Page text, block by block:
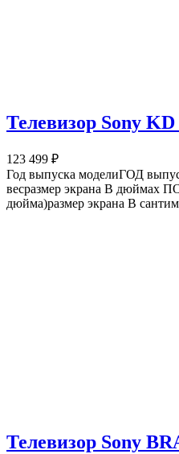
Телевизор Sony
123 499 ₽
Год выпуска моделиГОД
весразмер экрана В дюймах
дюйма)размер экрана В
Телевизор Sony